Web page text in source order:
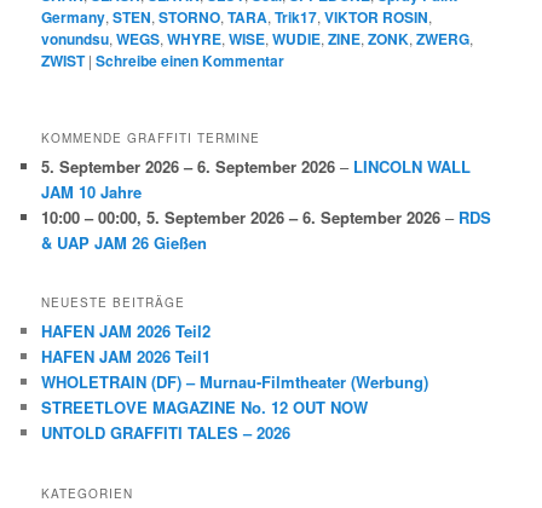
Germany,STEN,STORNO,TARA,Trik17,VIKTOR ROSIN,
vonundsu,WEGS,WHYRE,WISE,WUDIE,ZINE,ZONK,ZWERG,
ZWIST |Schreibe einen Kommentar
KOMMENDE GRAFFITI TERMINE
5. September 2026 – 6. September 2026 – LINCOLN WALL
JAM 10 Jahre
10:00 – 00:00,5. September 2026 – 6. September 2026 – RDS
& UAP JAM 26 Gießen
NEUESTE BEITRÄGE
HAFEN JAM 2026 Teil2
HAFEN JAM 2026 Teil1
WHOLETRAIN (DF) – Murnau-Filmtheater (Werbung)
STREETLOVE MAGAZINE No. 12 OUT NOW
UNTOLD GRAFFITI TALES – 2026
KATEGORIEN